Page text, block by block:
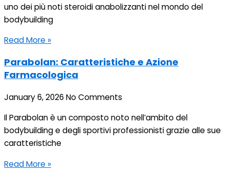
uno dei più noti steroidi anabolizzanti nel mondo del
bodybuilding
Read More »
Parabolan: Caratteristiche e Azione
Farmacologica
January 6, 2026 No Comments
Il Parabolan è un composto noto nell’ambito del
bodybuilding e degli sportivi professionisti grazie alle sue
caratteristiche
Read More »